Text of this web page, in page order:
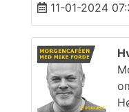
11-01-2024